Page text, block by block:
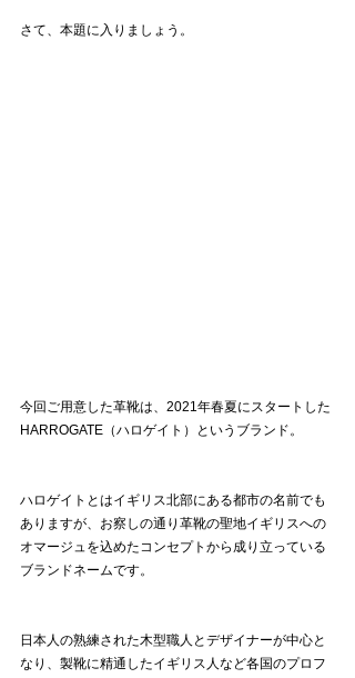
さて、本題に入りましょう。
今回ご用意した革靴は、2021年春夏にスタートした
HARROGATE（ハロゲイト）というブランド。
ハロゲイトとはイギリス北部にある都市の名前でも
ありますが、お察しの通り革靴の聖地イギリスへの
オマージュを込めたコンセプトから成り立っている
ブランドネームです。
日本人の熟練された木型職人とデザイナーが中心と
なり、製靴に精通したイギリス人など各国のプロフ